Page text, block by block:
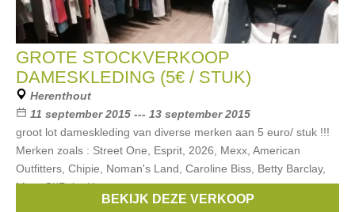
GROTE STOCKVERKOOP
DAMESKLEDING (5€ / STUK)
Herenthout
11 september 2015 --- 13 september 2015
groot lot dameskleding van diverse merken aan 5 euro/ stuk !!!
Merken zoals : Street One, Esprit, 2026, Mexx, American
Outfitters, Chipie, Noman's Land, Caroline Biss, Betty Barclay,
Marc O\'Polo, Hampton
Mexx,Esprit, Blue Bay ,Pauline B
BEKIJK DEZE VERKOOP